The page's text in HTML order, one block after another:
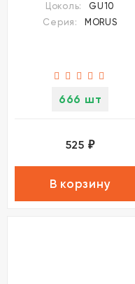
поворотной лампой
GU10 50W 220-240V
Цоколь:
GU10
Серия:
MORUS
666 шт
525 ₽
В корзину